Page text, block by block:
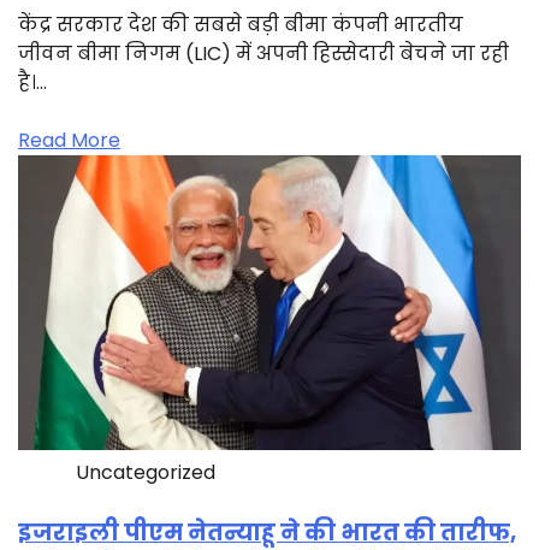
केंद्र सरकार देश की सबसे बड़ी बीमा कंपनी भारतीय
जीवन बीमा निगम (LIC) में अपनी हिस्सेदारी बेचने जा रही
है।…
Read More
Uncategorized
इजराइली पीएम नेतन्याहू ने की भारत की तारीफ,